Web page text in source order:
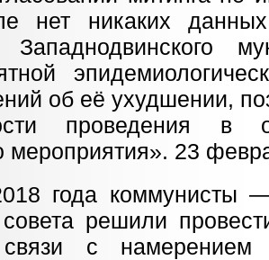
нет никаких
Западнодвинского
об её ухудшении,
проведения в
мероприятия». 23
года коммунисты
совета решили
с намерением